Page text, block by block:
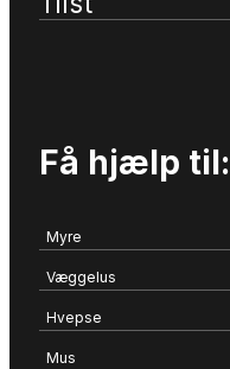
Få hjælp til:
Myre
Væggelus
Hvepse
Mus